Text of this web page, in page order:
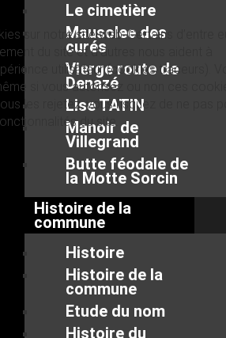
Le cimetière
Mausolee des
curés
Vierge route de
Denazé
Lise TATIN
Manoir de
Villegrand
Butte féodale de
la Motte Sorcin
Histoire de la
commune
Histoire
Histoire de la
commune
Etude du nom
Histoire du
sur notre site web. Certains d’entre
du site et d’autres nous aident à
utilisateur (cookies traceurs).
si vous autorisez ou non ces
les rejetez, vous risquez de ne pas
du site.